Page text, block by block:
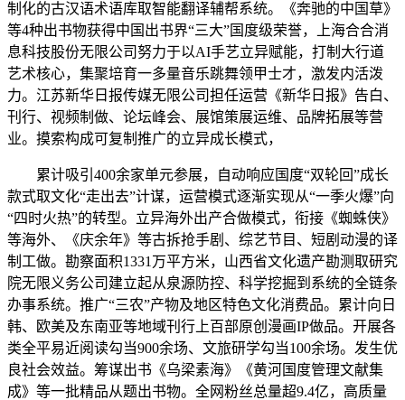
制化的古汉语术语库取智能翻译辅帮系统。《奔驰的中国草》
等4种出书物获得中国出书界“三大”国度级荣誉，上海合合消
息科技股份无限公司努力于以AI手艺立异赋能，打制大行道
艺术核心，集聚培育一多量音乐跳舞领甲士才，激发内活泼
力。江苏新华日报传媒无限公司担任运营《新华日报》告白、
刊行、视频制做、论坛峰会、展馆策展运维、品牌拓展等营
业。摸索构成可复制推广的立异成长模式，
累计吸引400余家单元参展，自动响应国度“双轮回”成长
款式取文化“走出去”计谋，运营模式逐渐实现从“一季火爆”向
“四时火热”的转型。立异海外出产合做模式，衔接《蜘蛛侠》
等海外、《庆余年》等古拆抢手剧、综艺节目、短剧动漫的译
制工做。勘察面积1331万平方米，山西省文化遗产勘测取研究
院无限义务公司建立起从泉源防控、科学挖掘到系统的全链条
办事系统。推广“三农”产物及地区特色文化消费品。累计向日
韩、欧美及东南亚等地域刊行上百部原创漫画IP做品。开展各
类全平易近阅读勾当900余场、文旅研学勾当100余场。发生优
良社会效益。筹谋出书《乌梁素海》《黄河国度管理文献集
成》等一批精品从题出书物。全网粉丝总量超9.4亿，高质量